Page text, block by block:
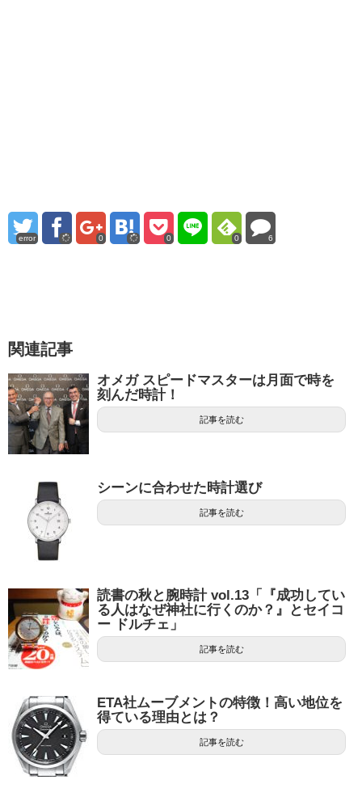
error 0 0 0 6
関連記事
オメガ スピードマスターは月面で時を
刻んだ時計！
記事を読む
シーンに合わせた時計選び
記事を読む
読書の秋と腕時計 vol.13「『成功してい
る人はなぜ神社に行くのか？』とセイコ
ー ドルチェ」
記事を読む
ETA社ムーブメントの特徴！高い地位を
得ている理由とは？
記事を読む